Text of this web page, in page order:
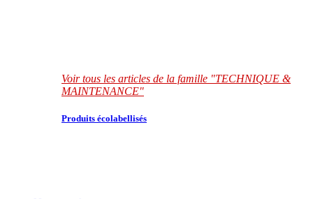
Voir tous les articles de la famille "TECHNIQUE &
MAINTENANCE"
Produits écolabellisés